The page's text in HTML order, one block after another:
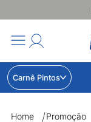
Carnê Pintos
Home Promoção